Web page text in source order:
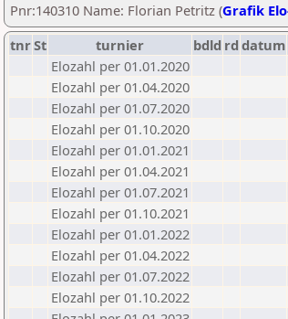
Pnr:140310 Name: Florian Petritz (Grafik
tnrSt turnier bdld rd datum
Elozahl per 01.01.2020
Elozahl per 01.04.2020
Elozahl per 01.07.2020
Elozahl per 01.10.2020
Elozahl per 01.01.2021
Elozahl per 01.04.2021
Elozahl per 01.07.2021
Elozahl per 01.10.2021
Elozahl per 01.01.2022
Elozahl per 01.04.2022
Elozahl per 01.07.2022
Elozahl per 01.10.2022